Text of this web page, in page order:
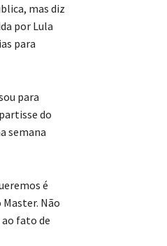
mas diz
por Lula
para
para
do
semana
é
Não
fato de